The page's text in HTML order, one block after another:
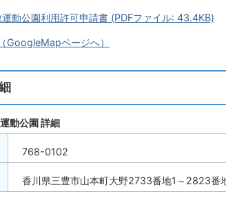
動公園利用許可申請書 (PDFファイル: 43.4KB)
GoogleMapページへ）
動公園 詳細
768-0102
香川県三豊市山本町大野2733番地1～2823番